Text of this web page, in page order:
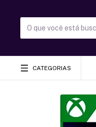
CATEGORIAS